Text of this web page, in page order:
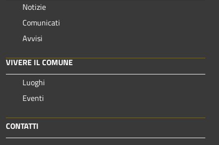
Notizie
Comunicati
Avvisi
VIVERE IL COMUNE
Luoghi
Eventi
CONTATTI